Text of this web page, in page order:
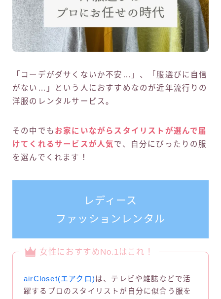
「コーデがダサくないか不安…」、「服選びに自信
がない…」という人におすすめなのが近年流行りの
洋服のレンタルサービス。
その中でも お家にいながらスタイリストが選んで届
けてくれるサービスが人気で、自分にぴったりの服
を選んでくれます！
レディース
ファッションレンタル
女性におすすめNo.1はこれ！
airCloset(エアクロ)は、テレビや雑誌などで活
躍するプロのスタイリストが自分に似合う服を